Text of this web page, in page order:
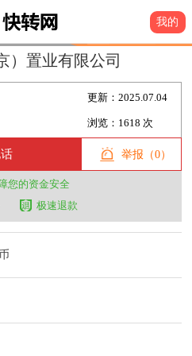
我的
）置业有限公司
更新：2025.07.04
浏览：1618 次
举报（0）
您的资金安全
极速退款